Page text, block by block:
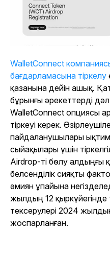
WalletConnect
бағдарламасына тіркелу
қазанына дейін ашық.
бұрынғы әрекеттерді
WalletConnect опциясы
тіркеуі керек.
пайдаланушылары
сыйақылары үшін
Airdrop-ті бөлу алдыңғы
белсенділік сияқты
әмиян ұпайына
жылдың 12 қыркүйегінде
тексерулері 2024
жоспарланған.